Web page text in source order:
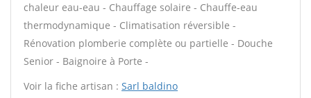
chaleur eau-eau - Chauffage solaire - Chauffe-eau
thermodynamique - Climatisation réversible -
Rénovation plomberie complète ou partielle - Douche
Senior - Baignoire à Porte -
Voir la fiche artisan : Sarl baldino